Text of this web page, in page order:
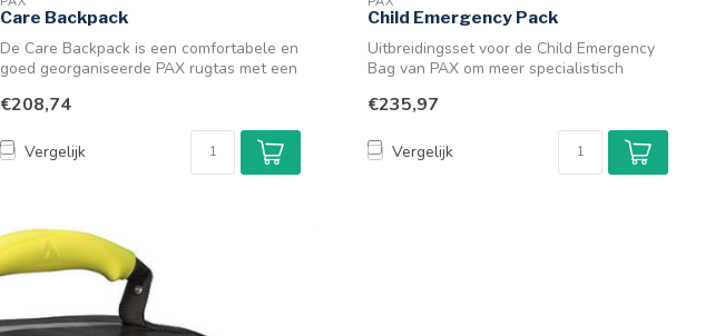
Care Backpack
De Care Backpack is een comfortabele en
goed georganiseerde PAX rugtas met een
€208,74
Vergelijk
Child Emergency Pack
Uitbreidingsset voor de Child Emergency
Bag van PAX om meer specialistisch
€235,97
Vergelijk